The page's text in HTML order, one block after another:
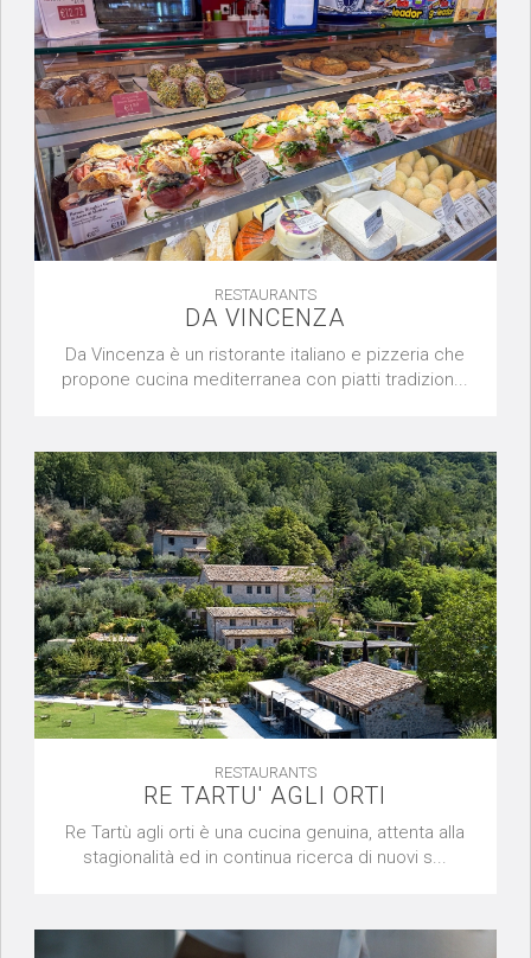
RESTAURANTS
DA VINCENZA
Da Vincenza è un ristorante italiano e pizzeria che
propone cucina mediterranea con piatti tradizion...
RESTAURANTS
RE TARTU' AGLI ORTI
Re Tartù agli orti è una cucina genuina, attenta alla
stagionalità ed in continua ricerca di nuovi s...